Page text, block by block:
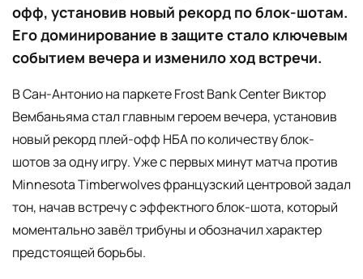
офф, установив новый рекорд по блок-шотам.
Его доминирование в защите стало ключевым
событием вечера и изменило ход встречи.
В Сан-Антонио на паркете Frost Bank Center Виктор
Вембаньяма стал главным героем вечера, установив
новый рекорд плей-офф НБА по количеству блок-
шотов за одну игру. Уже с первых минут матча против
Minnesota Timberwolves французский центровой задал
тон, начав встречу с эффектного блок-шота, который
моментально завёл трибуны и обозначил характер
предстоящей борьбы.